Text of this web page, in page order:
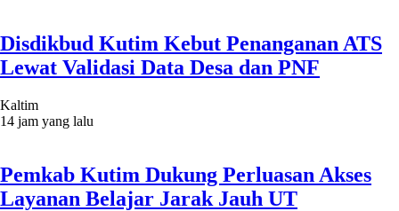
Disdikbud Kutim Kebut Penanganan ATS
Lewat Validasi Data Desa dan PNF
Kaltim
14 jam yang lalu
Pemkab Kutim Dukung Perluasan Akses
Layanan Belajar Jarak Jauh UT